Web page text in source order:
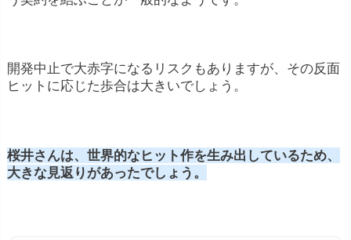
開発中止で大赤字になるリスクもありますが、その反面
ヒットに応じた歩合は大きいでしょう。
桜井さんは、世界的なヒット作を生み出しているため、
大きな見返りがあったでしょう。